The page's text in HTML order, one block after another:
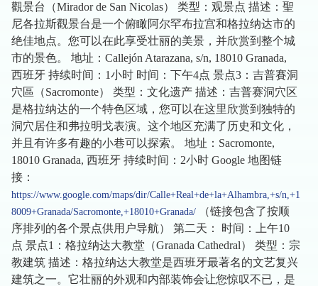
觀景台（Mirador de San Nicolas） 类型：观景点 描述：聖
尼各拉斯觀景台是一个俯瞰阿尔罕布拉宫和格拉纳达市的
绝佳地点。您可以在此享受壮丽的美景，并欣赏到整个城
市的景色。 地址：Callejón Atarazana, s/n, 18010 Granada,
西班牙 持续时间：1小时 时间：下午4点 景点3：吉普賽洞
穴區（Sacromonte） 类型：文化遗产 描述：吉普赛洞穴区
是格拉纳达的一个特色区域，您可以在这里欣赏到独特的
洞穴居住和弗拉明戈表演。这个地区充满了历史和文化，
并且有许多有趣的小巷可以探索。 地址：Sacromonte,
18010 Granada, 西班牙 持续时间：2小时 Google 地图链
接：
https://www.google.com/maps/dir/Calle+Real+de+la+Alhambra,+s/n,+1
8009+Granada/Sacromonte,+18010+Granada/ （链接包含了按顺
序排列的各个景点供用户导航） 第二天： 时间：上午10
点 景点1：格拉纳达大教堂（Granada Cathedral） 类型：宗
教建筑 描述：格拉纳达大教堂是西班牙最著名的文艺复兴
建筑之一。它壮丽的外观和内部装饰会让您惊叹不已，是